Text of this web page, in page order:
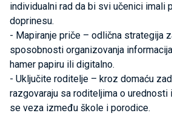
individualni rad da bi svi učenici imali
doprinesu.
- Mapiranje priče – odlična strategija
sposobnosti organizovanja
hamer papiru ili digitalno.
- Uključite roditelje – kroz domaću
razgovaraju sa roditeljima o urednosti
se veza između škole i porodice.